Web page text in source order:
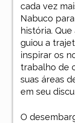
cada vez
Nabuco
história.
guiou a
inspirar os
trabalho de
suas áreas
em seu
O